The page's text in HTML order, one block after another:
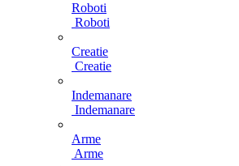
Roboti
Roboti
Creatie
Creatie
Indemanare
Indemanare
Arme
Arme